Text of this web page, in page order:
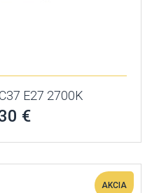
E27 2700K
€
AKCIA